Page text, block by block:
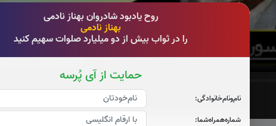
روح یادبود شادروان بهناز نادمی
بهناز نادمی
را در ثواب بیش از دو میلیارد صلوات سهیم کنید
حمایت از آی پُرسه
نام‌و‌نام‌خانوادگی:
شماره‌همراه‌شما:
صوت سوره یاسین